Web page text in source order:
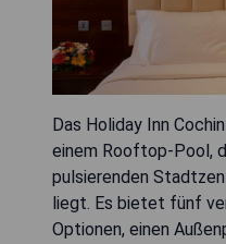
Das Holiday Inn
einem Rooftop-Pool,
pulsierenden
liegt. Es bietet fünf
Optionen, einen